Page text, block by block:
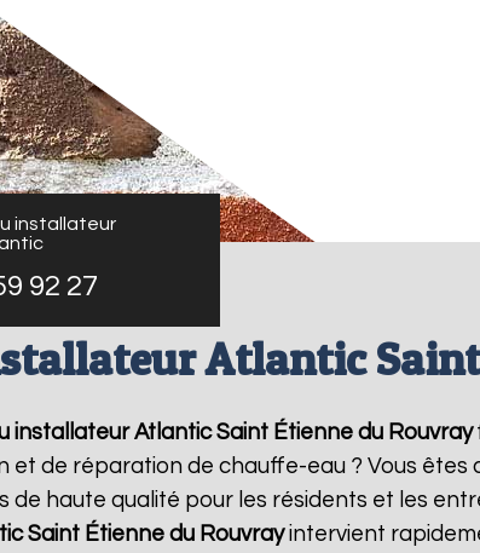
installateur
92 27
Atlantic
installateur Atlantic Saint Étienne du Rouvray
et de réparation de chauffe-eau ? Vous
de haute qualité pour les résidents et les
Saint Étienne du Rouvrayintervient